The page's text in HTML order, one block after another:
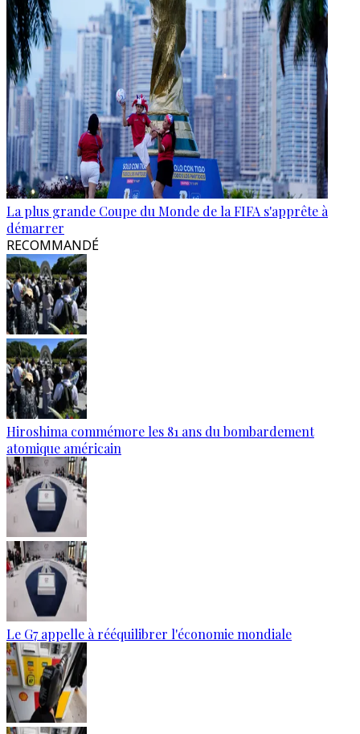
La plus grande Coupe du Monde de la FIFA s'apprête à
démarrer
RECOMMANDÉ
Hiroshima commémore les 81 ans du bombardement
atomique américain
Le G7 appelle à rééquilibrer l'économie mondiale